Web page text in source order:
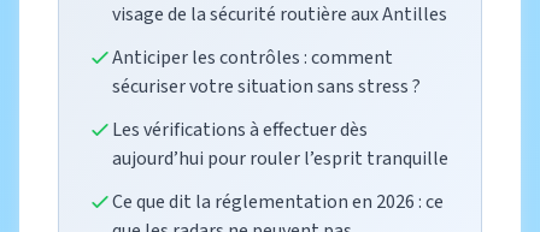
visage de la sécurité routière aux Antilles
Anticiper les contrôles : comment
sécuriser votre situation sans stress ?
Les vérifications à effectuer dès
aujourd’hui pour rouler l’esprit tranquille
Ce que dit la réglementation en 2026 : ce